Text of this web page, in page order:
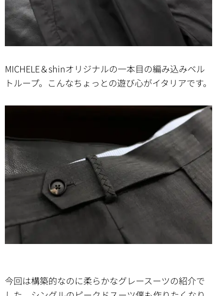
MICHELE＆shinオリジナルの一本目の編み込みベル
トループ。こんなちょっとの遊び心がイタリアです。
今回は構築的なのに柔らかなグレースーツの紹介で